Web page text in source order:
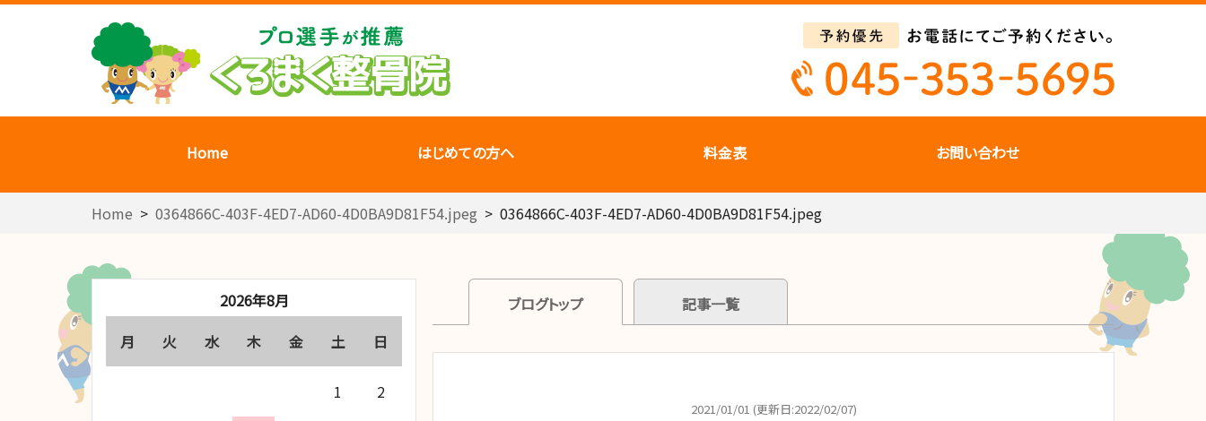
Home はじめての方へ 料金表 お問い合わせ
Home > 0364866C-403F-4ED7-AD60-4D0BA9D81F54.jpeg > 0364866C-403F-4ED7-AD60-4D0BA9D81F54.jpeg
ブログトップ 記事一覧
2021/01/01 (更新日:2022/02/07)
2026年8月
月
火 水 木 金 土 日
1 2